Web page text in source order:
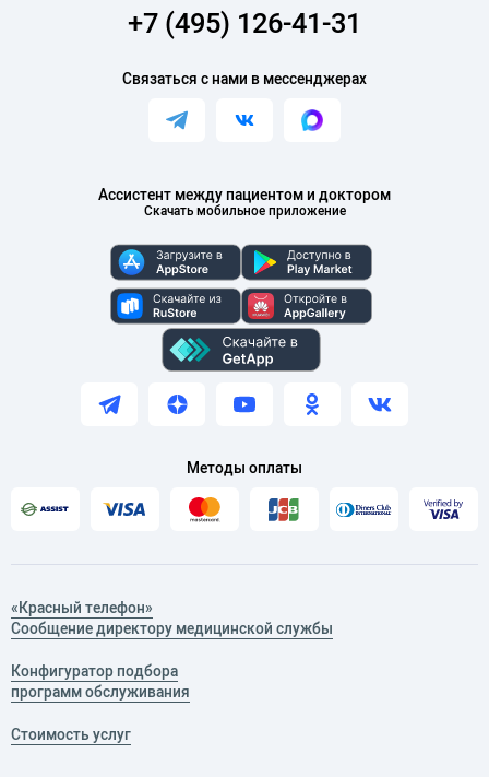
Ассистент между пациентом и доктором
Скачать мобильное приложение
+7 (495) 126-41-31
Связаться с нами в мессенджерах
Методы оплаты
«Красный телефон»
Сообщение директору медицинской службы
Конфигуратор подбора
программ обслуживания
Стоимость услуг